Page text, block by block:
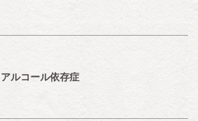
アルコール依存症